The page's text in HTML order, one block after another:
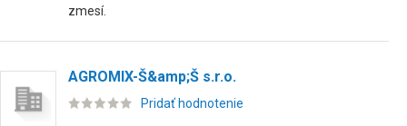
zmesí.
AGROMIX-Š&amp;Š s.r.o.
Pridať hodnotenie